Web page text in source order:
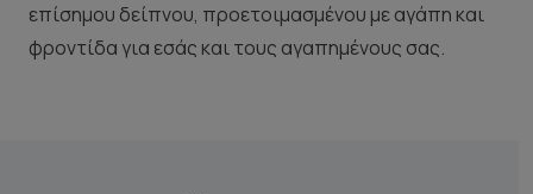
επίσημου δείπνου, προετοιμασμένου με αγάπη και
φροντίδα για εσάς και τους αγαπημένους σας.